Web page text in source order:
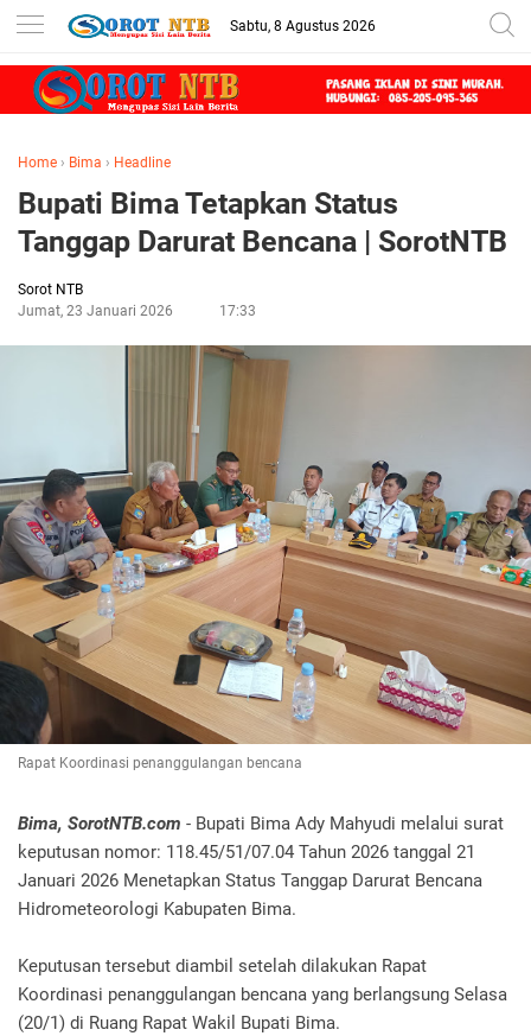
Sabtu, 8 Agustus 2026
Home › Bima › Headline
Bupati Bima Tetapkan Status
Tanggap Darurat Bencana | SorotNTB
Sorot NTB
Jumat, 23 Januari 2026
17:33
Rapat Koordinasi penanggulangan bencana
Bima, SorotNTB.com - Bupati Bima Ady Mahyudi melalui surat
keputusan nomor: 118.45/51/07.04 Tahun 2026 tanggal 21
Januari 2026 Menetapkan Status Tanggap Darurat Bencana
Hidrometeorologi Kabupaten Bima.
Keputusan tersebut diambil setelah dilakukan Rapat
Koordinasi penanggulangan bencana yang berlangsung Selasa
(20/1) di Ruang Rapat Wakil Bupati Bima.